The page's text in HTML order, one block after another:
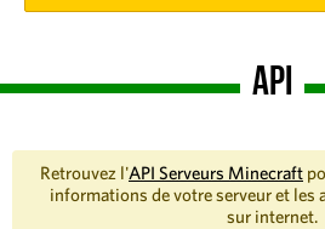
API
Retrouvez l'API Serveurs Minecraft
informations de votre serveur et les
sur internet.